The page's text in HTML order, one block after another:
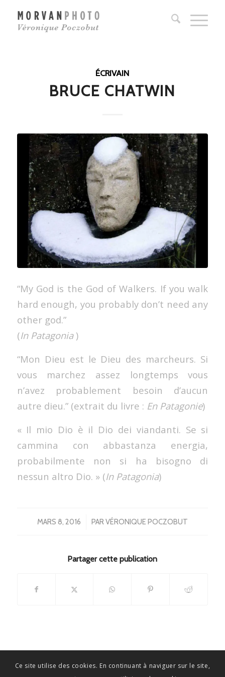
ÉCRIVAIN
BRUCE CHATWIN
“My God is the God of Walkers. If you walk
hard enough, you probably don’t need any
other god.”
(In Patagonia )
“Mon Dieu est le Dieu des marcheurs. Si
vous marchez assez longtemps vous
n’avez probablement besoin d’aucun
autre dieu.” (extrait du livre : En Patagonie)
« Il mio Dio è il Dio dei viandanti. Se si
cammina con abbastanza energia,
probabilmente non si ha bisogno di
nessun altro Dio. » (In Patagonia)
MARS 8, 2016
/ PARVÉRONIQUE POCZOBUT
Partager cette publication
Ce site utilise des cookies. En continuant à naviguer sur le site,